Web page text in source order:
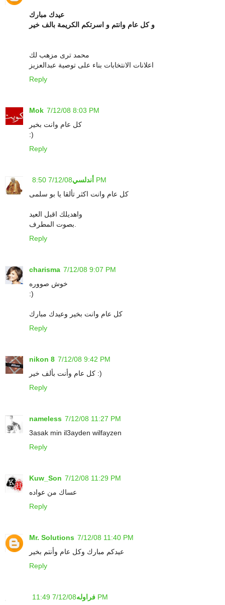
عيدك مبارك
و كل عام وانتم و اسرتكم الكريمة بالف خير
محمد ترى مزهب لك
اعلانات الانتخابات بناء على توصية عبدالعزيز
Reply
Mok 7/12/08 8:03 PM
كل عام وانت بخير
:)
Reply
أندلسي 7/12/08 8:50 PM
كل عام وانت اكثر تألقا يا بو سلمى
واهديلك اقبل العيد
Reply
charisma 7/12/08 9:07 PM
خوش صووره
:)
كل عام وانت بخير وعيدك مبارك
Reply
nikon 8 7/12/08 9:42 PM
كل عام وأنت بألف خير :)
Reply
nameless 7/12/08 11:27 PM
3asak min il3ayden wilfayzen
Reply
Kuw_Son 7/12/08 11:29 PM
عساك من عواده
Reply
Mr. Solutions 7/12/08 11:40 PM
عيدكم مبارك وكل عام وأنتم بخير
Reply
فراوله 7/12/08 11:49 PM